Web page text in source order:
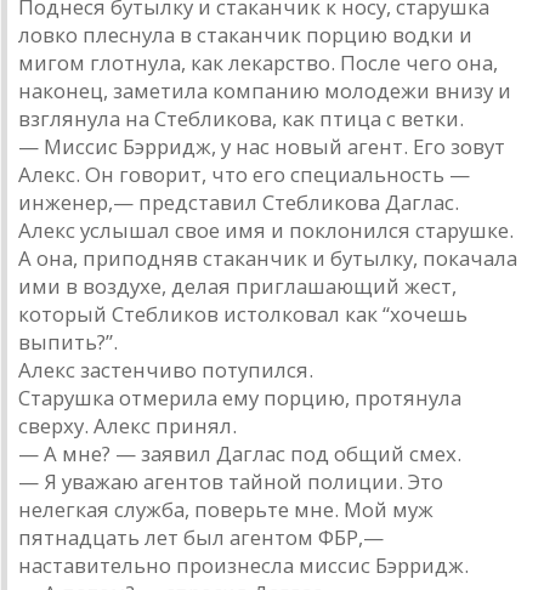
Поднеся бутылку и стаканчик к носу, старушка
ловко плеснула в стаканчик порцию водки и
мигом глотнула, как лекарство. После чего она,
наконец, заметила компанию молодежи внизу и
взглянула на Стебликова, как птица с ветки.
— Миссис Бэрридж, у нас новый агент. Его зовут
Алекс. Он говорит, что его специальность —
инженер,— представил Стебликова Даглас.
Алекс услышал свое имя и поклонился старушке.
А она, приподняв стаканчик и бутылку, покачала
ими в воздухе, делая приглашающий жест,
который Стебликов истолковал как “хочешь
выпить?”.
Алекс застенчиво потупился.
Старушка отмерила ему порцию, протянула
сверху. Алекс принял.
— А мне? — заявил Даглас под общий смех.
— Я уважаю агентов тайной полиции. Это
нелегкая служба, поверьте мне. Мой муж
пятнадцать лет был агентом ФБР,—
наставительно произнесла миссис Бэрридж.